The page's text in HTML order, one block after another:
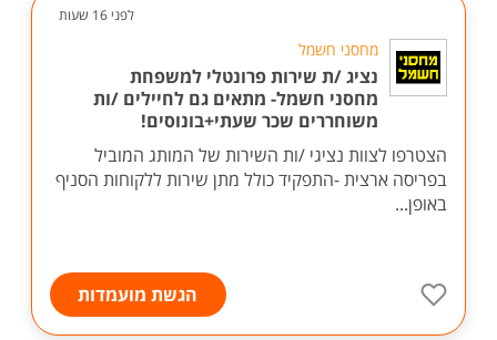
לפני 16 שעות
מחסני חשמל
נציג /ת שירות פרונטלי למשפחת
מחסני חשמל- מתאים גם לחיילים /ות
משוחררים שכר שעתי+בונוסים!
הצטרפו לצוות נציגי /ות השירות של המותג המוביל
בפריסה ארצית -התפקיד כולל מתן שירות ללקוחות הסניף
באופן...
הגשת מועמדות